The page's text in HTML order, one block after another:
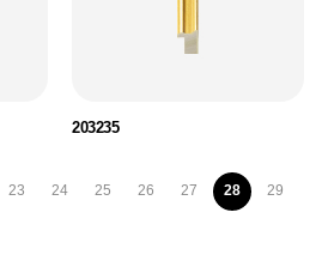
203235
23 24 25 26 27 28 29